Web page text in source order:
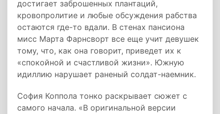
достигает заброшенных плантаций,
кровопролитие и любые обсуждения рабства
остаются где-то вдали. В стенах пансиона
мисс Марта Фарнсворт все еще учит девушек
тому, что, как она говорит, приведет их к
«спокойной и счастливой жизни». Южную
идиллию нарушает раненый солдат-наемник.
София Коппола тонко раскрывает сюжет с
самого начала. «В оригинальной версии